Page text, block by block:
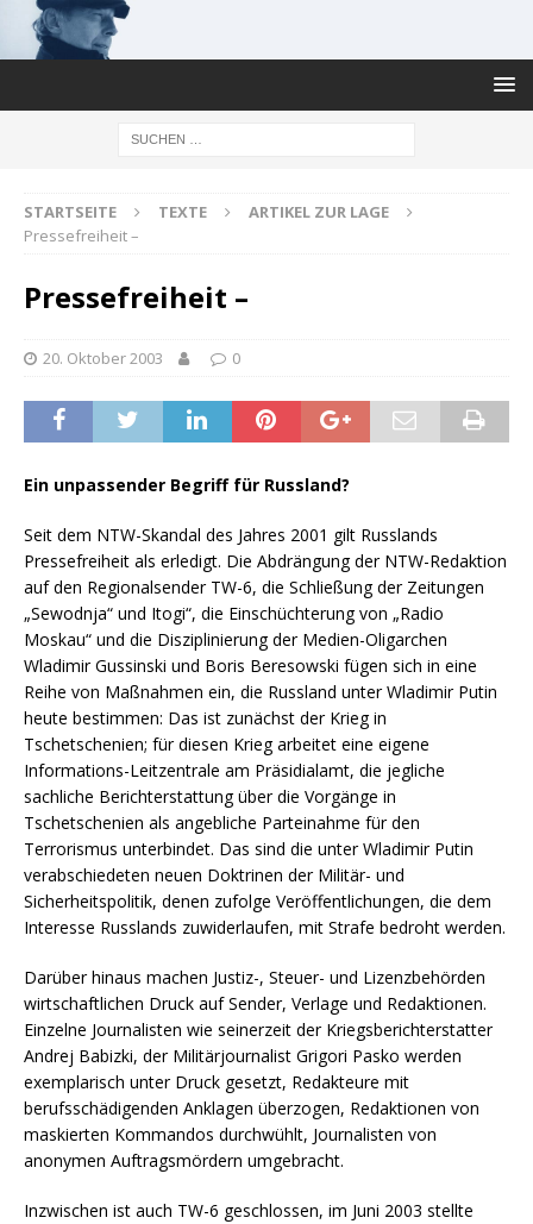
STARTSEITE TEXTE
ARTIKEL ZUR LAGE
Pressefreiheit –
Pressefreiheit –
20. Oktober 2003 0
Ein unpassender Begriff für Russland?
Seit dem NTW-Skandal des Jahres 2001 gilt Russlands
Pressefreiheit als erledigt. Die Abdrängung der NTW-Redaktion
auf den Regionalsender TW-6, die Schließung der Zeitungen
„Sewodnja“ und Itogi“, die Einschüchterung von „Radio
Moskau“ und die Disziplinierung der Medien-Oligarchen
Wladimir Gussinski und Boris Beresowski fügen sich in eine
Reihe von Maßnahmen ein, die Russland unter Wladimir Putin
heute bestimmen: Das ist zunächst der Krieg in
Tschetschenien; für diesen Krieg arbeitet eine eigene
Informations-Leitzentrale am Präsidialamt, die jegliche
sachliche Berichterstattung über die Vorgänge in
Tschetschenien als angebliche Parteinahme für den
Terrorismus unterbindet. Das sind die unter Wladimir Putin
verabschiedeten neuen Doktrinen der Militär- und
Sicherheitspolitik, denen zufolge Veröffentlichungen, die dem
Interesse Russlands zuwiderlaufen, mit Strafe bedroht werden.
Darüber hinaus machen Justiz-, Steuer- und Lizenzbehörden
wirtschaftlichen Druck auf Sender, Verlage und Redaktionen.
Einzelne Journalisten wie seinerzeit der Kriegsberichterstatter
Andrej Babizki, der Militärjournalist Grigori Pasko werden
exemplarisch unter Druck gesetzt, Redakteure mit
berufsschädigenden Anklagen überzogen, Redaktionen von
maskierten Kommandos durchwühlt, Journalisten von
anonymen Auftragsmördern umgebracht.
Inzwischen ist auch TW-6 geschlossen, im Juni 2003 stellte